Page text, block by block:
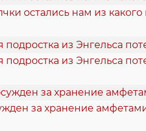
остались нам из какого
из Энгельса
за хранение